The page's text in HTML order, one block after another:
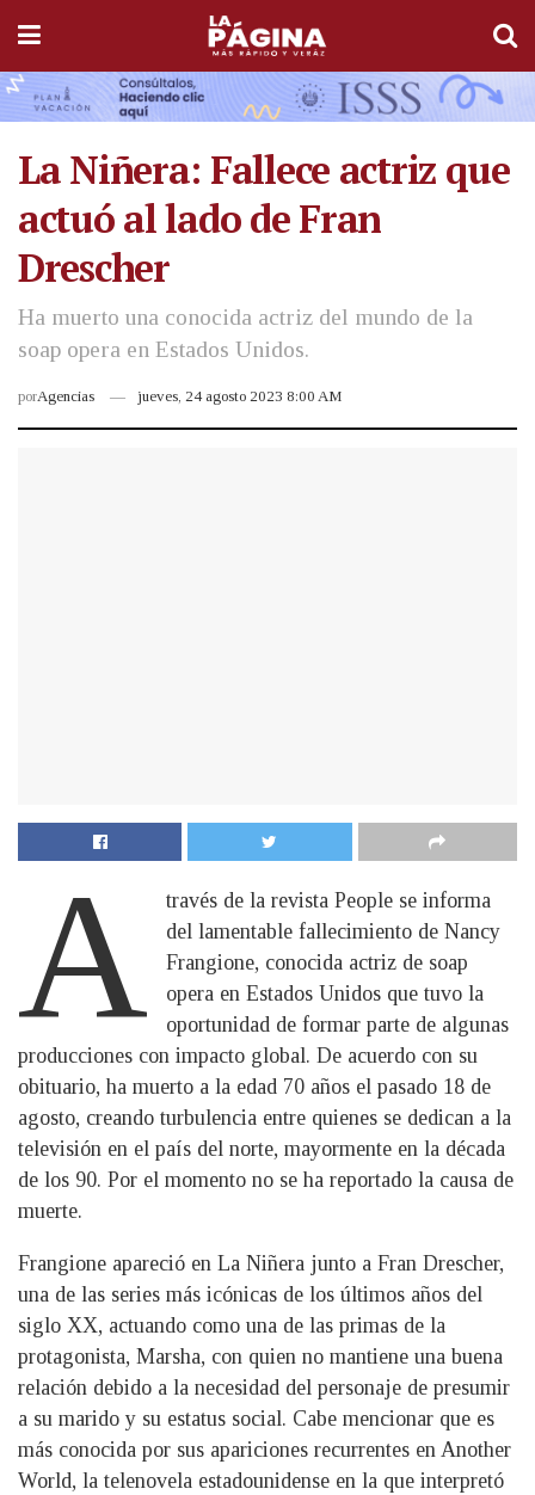
La Niñera: Fallece actriz que
actuó al lado de Fran
Drescher
Ha muerto una conocida actriz del mundo de la
soap opera en Estados Unidos.
porAgencias jueves, 24 agosto 2023 8:00 AM
A
través de la revista People se informa
del lamentable fallecimiento de Nancy
Frangione, conocida actriz de soap
opera en Estados Unidos que tuvo la
oportunidad de formar parte de algunas
producciones con impacto global. De acuerdo con su
obituario, ha muerto a la edad 70 años el pasado 18 de
agosto, creando turbulencia entre quienes se dedican a la
televisión en el país del norte, mayormente en la década
de los 90. Por el momento no se ha reportado la causa de
muerte.
Frangione apareció en La Niñera junto a Fran Drescher,
una de las series más icónicas de los últimos años del
siglo XX, actuando como una de las primas de la
protagonista, Marsha, con quien no mantiene una buena
relación debido a la necesidad del personaje de presumir
a su marido y su estatus social. Cabe mencionar que es
más conocida por sus apariciones recurrentes en Another
World, la telenovela estadounidense en la que interpretó